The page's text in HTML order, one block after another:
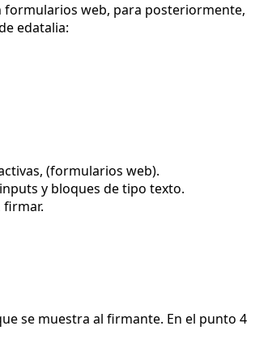
formularios web, para posteriormente,
edatalia:
(formularios web).
y bloques de tipo texto.
firmar.
se muestra al firmante. En el punto 4